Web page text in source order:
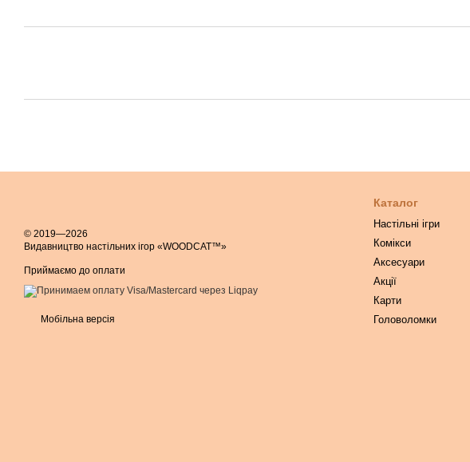
© 2019—2026
Видавництво настільних ігор «WOODCAT™»
Приймаємо до оплати
Мобільна версія
Каталог
Настільні ігри
Комікси
Аксесуари
Акції
Карти
Головоломки